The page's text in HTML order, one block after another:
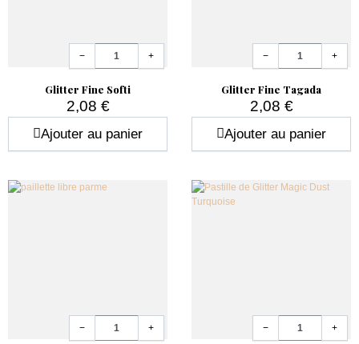
Glitter Fine Softi
2,08 €
− +
Ajouter au panier
Glitter Fine Tagada
2,08 €
− +
Ajouter au panier
− + − +